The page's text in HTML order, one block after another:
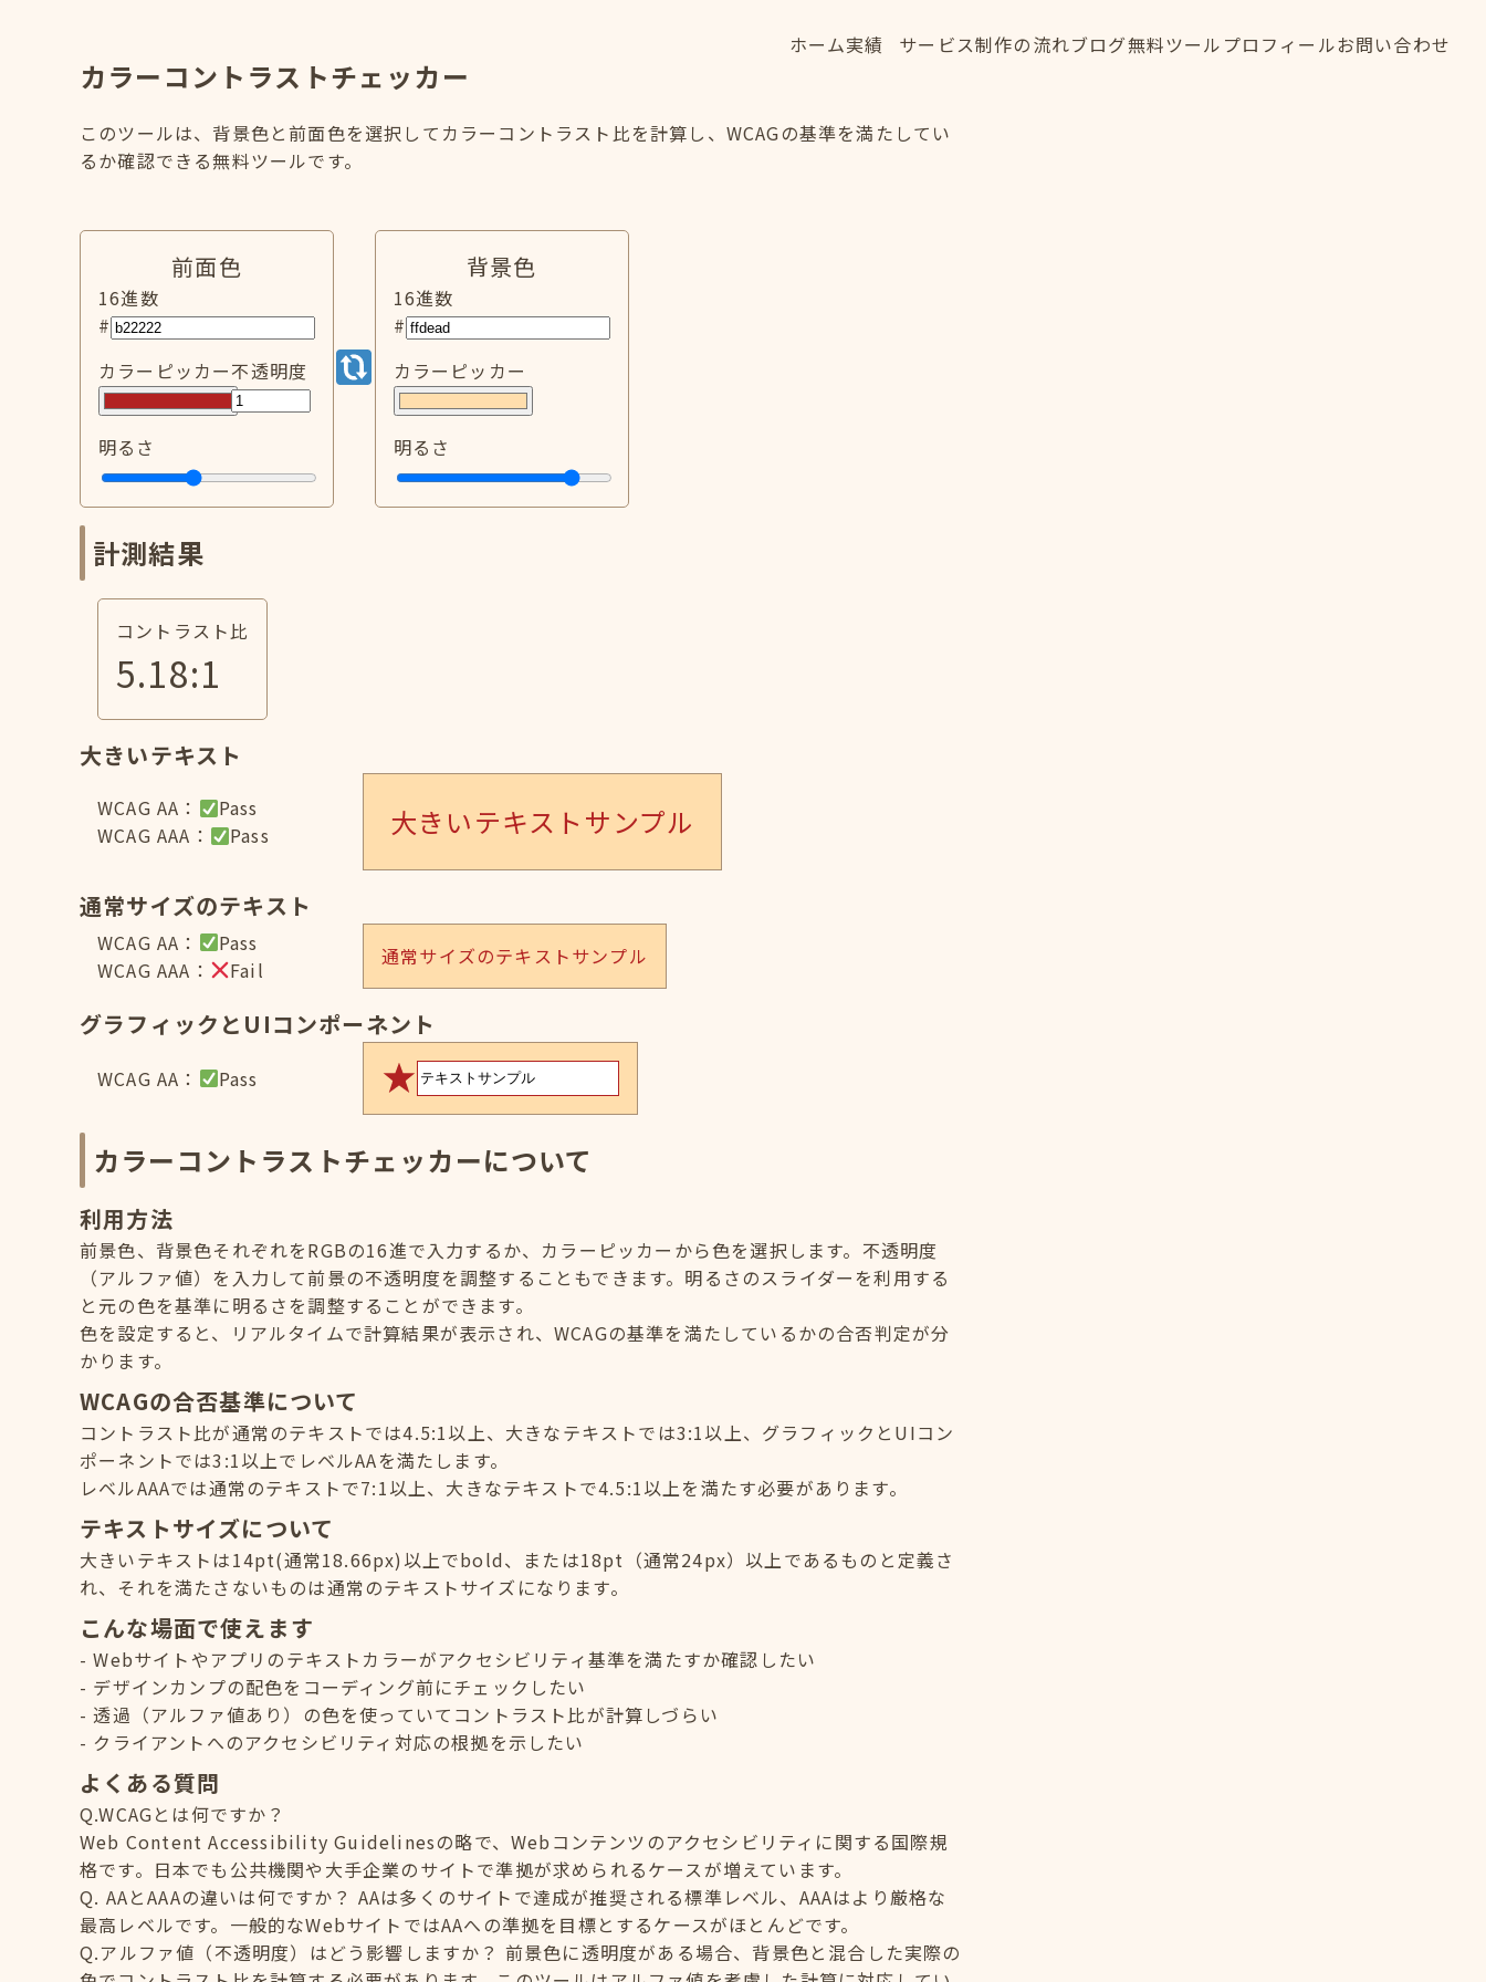
ホーム実績
サービス制作の流れブログ無料ツール プロフィールお問い合わせ
カラーコントラストチェッカー
このツールは、背景色と前面色を選択してカラーコントラスト比を計算し、WCAGの基準を満たしてい
るか確認できる無料ツールです。
前面色
16進数
#
カラーピッカー不透明度
明るさ
背景色
16進数
#
カラーピッカー
明るさ
計測結果
コントラスト比
5.18:1
大きいテキスト
WCAG AA：
Pass
WCAG AAA：
Pass 大きいテキストサンプル
通常サイズのテキスト
WCAG AA：
Pass
WCAG AAA：
Fail
通常サイズのテキストサンプル
グラフィックとUIコンポーネント
WCAG AA： Pass
カラーコントラストチェッカーについて
利用方法
前景色、背景色それぞれをRGBの16進で入力するか、カラーピッカーから色を選択します。不透明度
（アルファ値）を入力して前景の不透明度を調整することもできます。明るさのスライダーを利用する
と元の色を基準に明るさを調整することができます。
色を設定すると、リアルタイムで計算結果が表示され、WCAGの基準を満たしているかの合否判定が分
かります。
WCAGの合否基準について
コントラスト比が通常のテキストでは4.5:1以上、大きなテキストでは3:1以上、グラフィックとUIコン
ポーネントでは3:1以上でレベルAAを満たします。
レベルAAAでは通常のテキストで7:1以上、大きなテキストで4.5:1以上を満たす必要があります。
テキストサイズについて
大きいテキストは14pt(通常18.66px)以上でbold、または18pt（通常24px）以上であるものと定義さ
れ、それを満たさないものは通常のテキストサイズになります。
こんな場面で使えます
Webサイトやアプリのテキストカラーがアクセシビリティ基準を満たすか確認したい
デザインカンプの配色をコーディング前にチェックしたい
透過（アルファ値あり）の色を使っていてコントラスト比が計算しづらい
クライアントへのアクセシビリティ対応の根拠を示したい
よくある質問
Q.WCAGとは何ですか？
Web Content Accessibility Guidelinesの略で、Webコンテンツのアクセシビリティに関する国際規
格です。日本でも公共機関や大手企業のサイトで準拠が求められるケースが増えています。
Q. AAとAAAの違いは何ですか？ AAは多くのサイトで達成が推奨される標準レベル、AAAはより厳格な
最高レベルです。一般的なWebサイトではAAへの準拠を目標とするケースがほとんどです。
Q.アルファ値（不透明度）はどう影響しますか？ 前景色に透明度がある場合、背景色と混合した実際の